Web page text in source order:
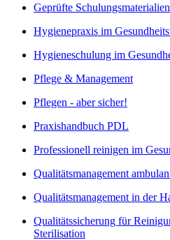
Geprüfte
Hygienepraxis im
Hygieneschulung im
Pflege & Management
Pflegen - aber sicher!
Praxishandbuch PDL
Professionell reinigen im
Qualitätsmanagement
Qualitätsmanagement in der
Qualitätssicherung für
Sterilisation